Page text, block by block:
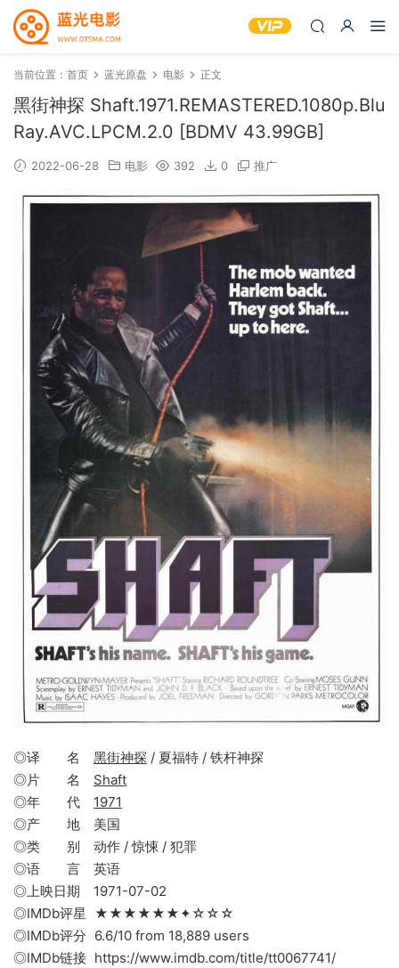
当前位置： 首页 蓝光原盘 电影 正文
黑街神探 Shaft.1971.REMASTERED.1080p.Blu
Ray.AVC.LPCM.2.0 [BDMV 43.99GB]
2022-06-28 电影 392 0 推广
◎译 名 黑街神探 / 夏福特 / 铁杆神探
◎片 名 Shaft
◎年 代 1971
◎产 地 美国
◎类 别 动作 / 惊悚 / 犯罪
◎语 言 英语
◎上映日期 1971-07-02
◎IMDb评星 ★★★★★★✦☆☆☆
◎IMDb评分 6.6/10 from 18,889 users
◎IMDb链接 https://www.imdb.com/title/tt0067741/